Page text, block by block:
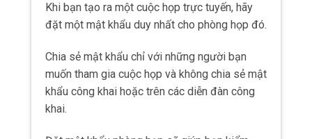
Khi bạn tạo ra một cuộc họp trực tuyến, hãy
đặt một mật khẩu duy nhất cho phòng họp đó.
Chia sẻ mật khẩu chỉ với những người bạn
muốn tham gia cuộc họp và không chia sẻ mật
khẩu công khai hoặc trên các diễn đàn công
khai.